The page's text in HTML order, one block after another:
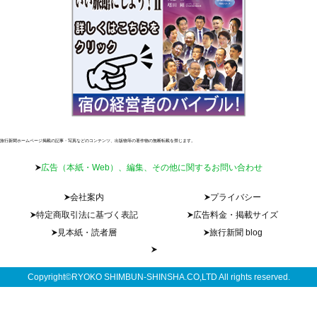
旅行新聞ホームページ掲載の記事・写真などのコンテンツ、出版物等の著作物の無断転載を禁じます。
広告（本紙・Web）、編集、その他に関するお問い合わせ
会社案内
プライバシー
特定商取引法に基づく表記
広告料金・掲載サイズ
見本紙・読者層
旅行新聞 blog
Copyright©RYOKO SHIMBUN-SHINSHA.CO,LTD All rights reserved.